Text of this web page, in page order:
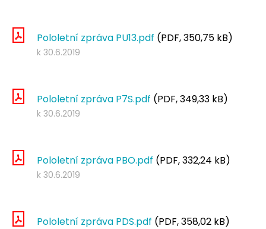
Pololetní zpráva PU13.pdf (PDF, 350,75 kB)
k 30.6.2019
Pololetní zpráva P7S.pdf (PDF, 349,33 kB)
k 30.6.2019
Pololetní zpráva PBO.pdf (PDF, 332,24 kB)
k 30.6.2019
Pololetní zpráva PDS.pdf (PDF, 358,02 kB)